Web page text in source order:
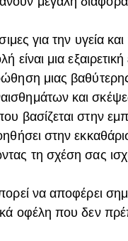
για την υγεία
μια εξαιρετική
μιας
και
βασίζεται στην
στην
τη σχέση σας
να αποφέρει
οφέλη που δεν